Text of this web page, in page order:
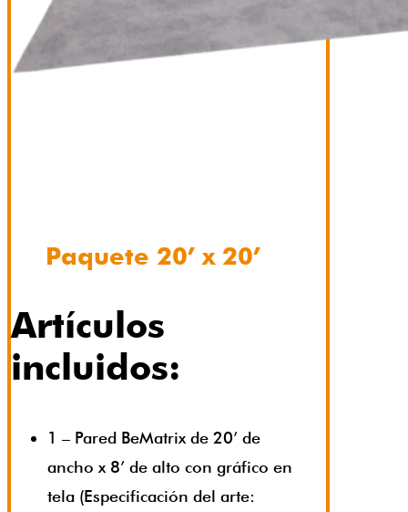
Paquete 20’ x 20’
Artículos
incluidos:
1 – Pared BeMatrix de 20’ de
ancho x 8’ de alto con gráfico en
tela (Especificación del arte: